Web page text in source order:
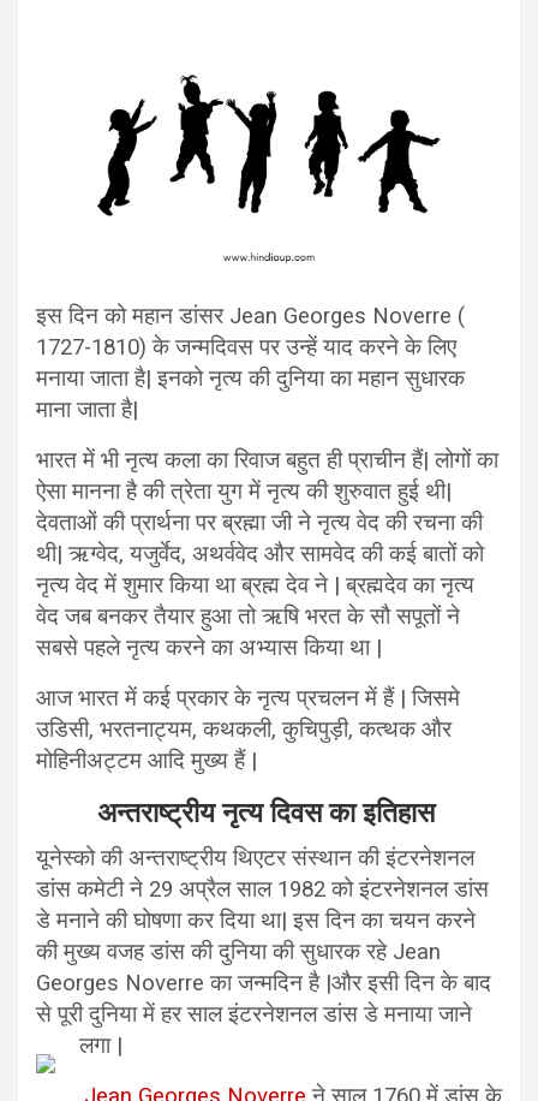
इस दिन को महान डांसर Jean Georges Noverre (
1727-1810) के जन्मदिवस पर उन्हें याद करने के लिए
मनाया जाता है| इनको नृत्य की दुनिया का महान सुधारक
माना जाता है|
भारत में भी नृत्य कला का रिवाज बहुत ही प्राचीन हैं| लोगों का
ऐसा मानना है की त्रेता युग में नृत्य की शुरुवात हुई थी|
देवताओं की प्रार्थना पर ब्रह्मा जी ने नृत्य वेद की रचना की
थी| ऋग्वेद, यजुर्वेद, अथर्ववेद और सामवेद की कई बातों को
नृत्य वेद में शुमार किया था ब्रह्म देव ने | ब्रह्मदेव का नृत्य
वेद जब बनकर तैयार हुआ तो ऋषि भरत के सौ सपूतों ने
सबसे पहले नृत्य करने का अभ्यास किया था |
आज भारत में कई प्रकार के नृत्य प्रचलन में हैं | जिसमे
उडिसी, भरतनाट्यम, कथकली, कुचिपुड़ी, कत्थक और
मोहिनीअट्टम आदि मुख्य हैं |
अन्तराष्ट्रीय नृत्य दिवस का इतिहास
यूनेस्को की अन्तराष्ट्रीय थिएटर संस्थान की इंटरनेशनल
डांस कमेटी ने 29 अप्रैल साल 1982 को इंटरनेशनल डांस
डे मनाने की घोषणा कर दिया था| इस दिन का चयन करने
की मुख्य वजह डांस की दुनिया की सुधारक रहे Jean
Georges Noverre का जन्मदिन है |और इसी दिन के बाद
से पूरी दुनिया में हर साल इंटरनेशनल डांस डे मनाया जाने
लगा |